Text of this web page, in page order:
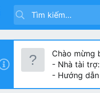
Chào mừng
- Nhà tài trợ:
- Hướng dẫn